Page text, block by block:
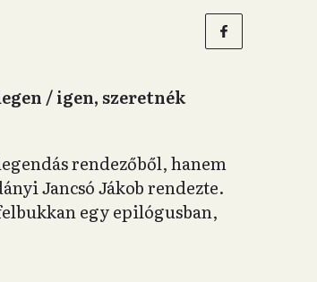
/ igen, szeretnék
rendezőből, hanem
Jancsó Jákob rendezte.
egy epilógusban,